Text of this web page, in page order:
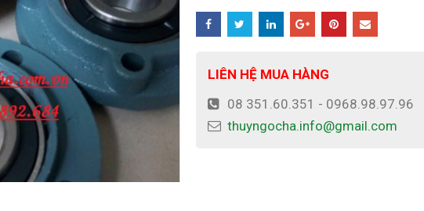
LIÊN HỆ MUA HÀNG
08 351.60.351 - 0968.98.97.96
thuyngocha.info@gmail.com